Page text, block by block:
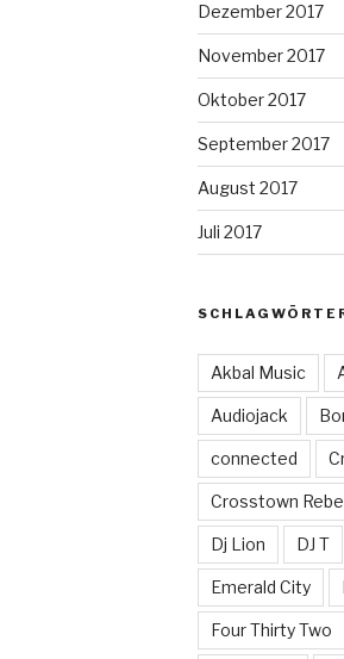
Dezember 2017
November 2017
Oktober 2017
September 2017
August 2017
Juli 2017
Akbal Music
Audiojack
connected
Crosstown
Dj Lion DJ T
Emerald City
Four Thirty Two